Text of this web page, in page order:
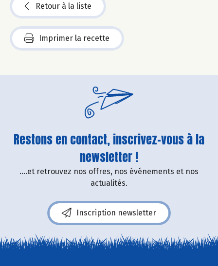
Retour à la liste
Imprimer la recette
Restons en contact, inscrivez-vous à la
newsletter !
....et retrouvez nos offres, nos événements et nos
actualités.
Inscription newsletter